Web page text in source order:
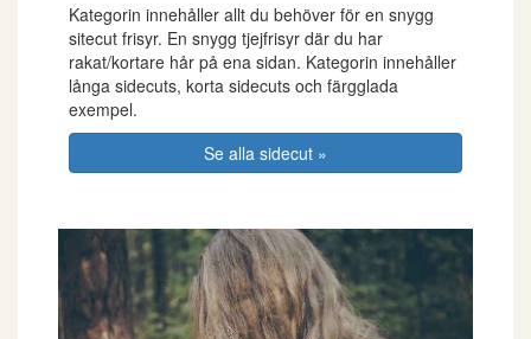
Kategorin innehåller allt du behöver för en snygg
sitecut frisyr. En snygg tjejfrisyr där du har
rakat/kortare hår på ena sidan. Kategorin innehåller
långa sidecuts, korta sidecuts och färgglada
exempel.
Se alla sidecut »